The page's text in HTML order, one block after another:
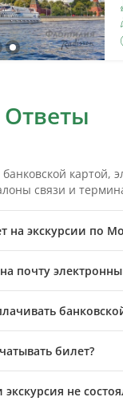
картой,
связи и
на экскурсии по
почту
билет?
не